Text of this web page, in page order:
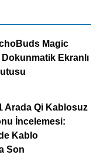
Magic
Dokunmatik Ekranlı
Arada Qi Kablosuz
İncelemesi:
Kablo
Son